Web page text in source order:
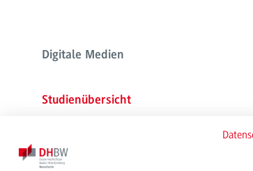
Digitale Medien
Studienübersicht
Schwerpunkt Medienmanagement und
Kommunikation